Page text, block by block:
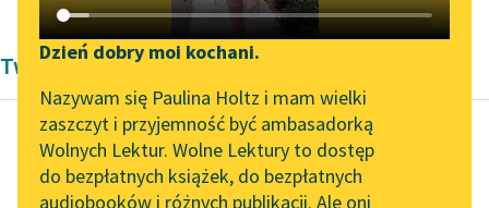
Katalog DAISY
Podkasty o książkach
Zgłoś brak utworu
Aktualności
„Prokurator Alicja Horn”
do słuchania
Narzędzia
Mapa Wolnych Lektur
Leśmianator
Dzień dobry moi kochani.
Nazywam się Paulina Holtz i mam wielki
zaszczyt i przyjemność być ambasadorką
Wolnych Lektur. Wolne Lektury to dostęp
do bezpłatnych książek, do bezpłatnych
audiobooków i różnych publikacji. Ale oni
Twórczość Karel Čapek
Karel Čapek